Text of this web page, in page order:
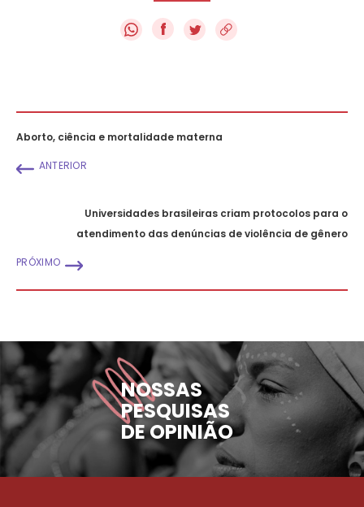
f
Aborto, ciência e mortalidade materna
ANTERIOR
Universidades brasileiras criam protocolos para o
atendimento das denúncias de violência de gênero
PRÓXIMO
NOSSAS
PESQUISAS
DE OPINIÃO